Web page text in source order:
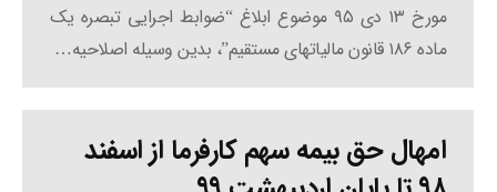
مورخ ۱۳ دی ۹۵ موضوع ابلاغ “ضوابط اجرایی تبصره یک
ماده ۱۸۶ قانون مالیاتهای مستقیم”، بدین وسیله اصلاحیه…
امهال حق بیمه سهم کارفرما از اسفند